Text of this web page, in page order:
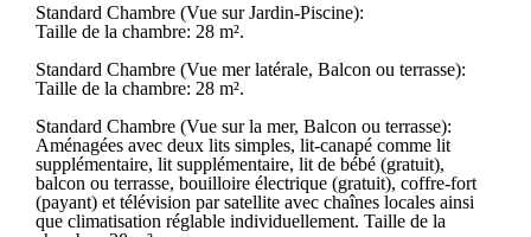
Standard Chambre (Vue sur Jardin-Piscine):
Taille de la chambre: 28 m².
Standard Chambre (Vue mer latérale, Balcon ou terrasse):
Taille de la chambre: 28 m².
Standard Chambre (Vue sur la mer, Balcon ou terrasse):
Aménagées avec deux lits simples, lit-canapé comme lit
supplémentaire, lit supplémentaire, lit de bébé (gratuit),
balcon ou terrasse, bouilloire électrique (gratuit), coffre-fort
(payant) et télévision par satellite avec chaînes locales ainsi
que climatisation réglable individuellement. Taille de la